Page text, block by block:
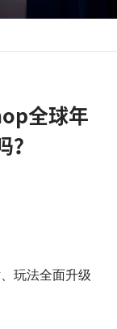
全球年
？
玩法全面升级